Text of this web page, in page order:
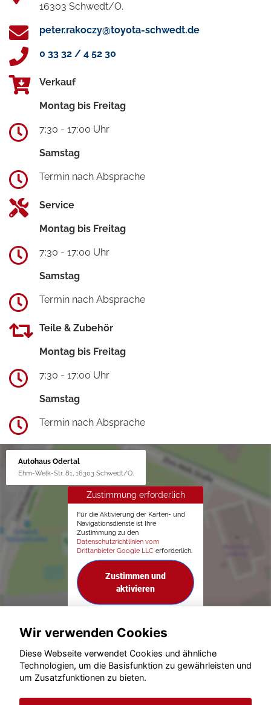
16303 Schwedt/O.
peter.rakoczy@toyota-schwedt.de
0 33 32 / 4 52 30
Verkauf
Montag bis Freitag
7:30 - 17:00 Uhr
Samstag
Termin nach Absprache
Service
Montag bis Freitag
7:30 - 17:00 Uhr
Samstag
Termin nach Absprache
Teile & Zubehör
Montag bis Freitag
7:30 - 17:00 Uhr
Samstag
Termin nach Absprache
Autohaus Odertal
Ehm-Welk-Str. 81, 16303 Schwedt/O.
Zustimmung erforderlich
Für die Aktivierung der Karten- und
Navigationsdienste ist Ihre
Zustimmung zu den
Datenschutzrichtlinien vom
Drittanbieter Google LLC erforderlich.
Zustimmen und
aktivieren
© konjunkturmotor.de GmbH 2020 - 2026
Wir verwenden Cookies
Diese Webseite verwendet Cookies und ähnliche
Technologien, um die Basisfunktion zu gewährleisten und
um Zusatzfunktionen zu bieten.